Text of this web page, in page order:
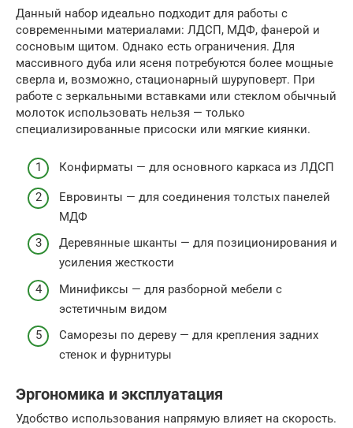
Данный набор идеально подходит для работы с
современными материалами: ЛДСП, МДФ, фанерой и
сосновым щитом. Однако есть ограничения. Для
массивного дуба или ясеня потребуются более мощные
сверла и, возможно, стационарный шуруповерт. При
работе с зеркальными вставками или стеклом обычный
молоток использовать нельзя — только
специализированные присоски или мягкие киянки.
Конфирматы — для основного каркаса из ЛДСП
Евровинты — для соединения толстых панелей
МДФ
Деревянные шканты — для позиционирования и
усиления жесткости
Минификсы — для разборной мебели с
эстетичным видом
Саморезы по дереву — для крепления задних
стенок и фурнитуры
Эргономика и эксплуатация
Удобство использования напрямую влияет на скорость.